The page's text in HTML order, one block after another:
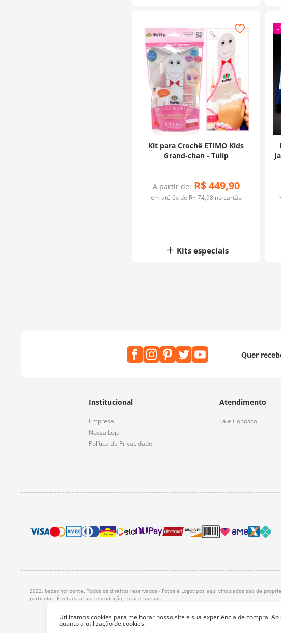
Utilizamos cookies para melhorar nosso site e sua experiência de compra.
quanto a utilização de cookies.
Kit para Crochê ETIMO Kids
Grand-chan - Tulip
A partir de: R$ 449,90
em até 6x de R$ 74,98no cartão
Kits especiais
-
Quer
Institucional
Empresa
Nossa Loja
Política de Privacidade
Atendimento
Fale Conosco
2022, bazar horizonte. Todos os direitos reservados - Fotos e Logotipos aqui vinculados são de
particular. É vetada a sua reprodução, total e parcial.